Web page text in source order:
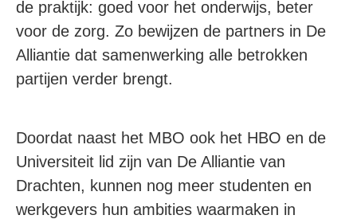
de praktijk: goed voor het onderwijs, beter
voor de zorg. Zo bewijzen de partners in De
Alliantie dat samenwerking alle betrokken
partijen verder brengt.
Doordat naast het MBO ook het HBO en de
Universiteit lid zijn van De Alliantie van
Drachten, kunnen nog meer studenten en
werkgevers hun ambities waarmaken in